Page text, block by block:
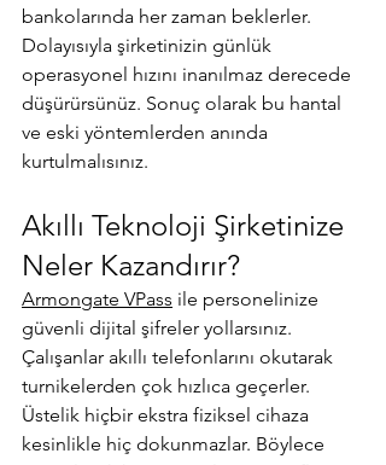
bankolarında her zaman beklerler.
Dolayısıyla şirketinizin günlük
operasyonel hızını inanılmaz derecede
düşürürsünüz. Sonuç olarak bu hantal
ve eski yöntemlerden anında
kurtulmalısınız.
Akıllı Teknoloji Şirketinize
Neler Kazandırır?
Armongate VPass ile personelinize
güvenli dijital şifreler yollarsınız.
Çalışanlar akıllı telefonlarını okutarak
turnikelerden çok hızlıca geçerler.
Üstelik hiçbir ekstra fiziksel cihaza
kesinlikle hiç dokunmazlar. Böylece